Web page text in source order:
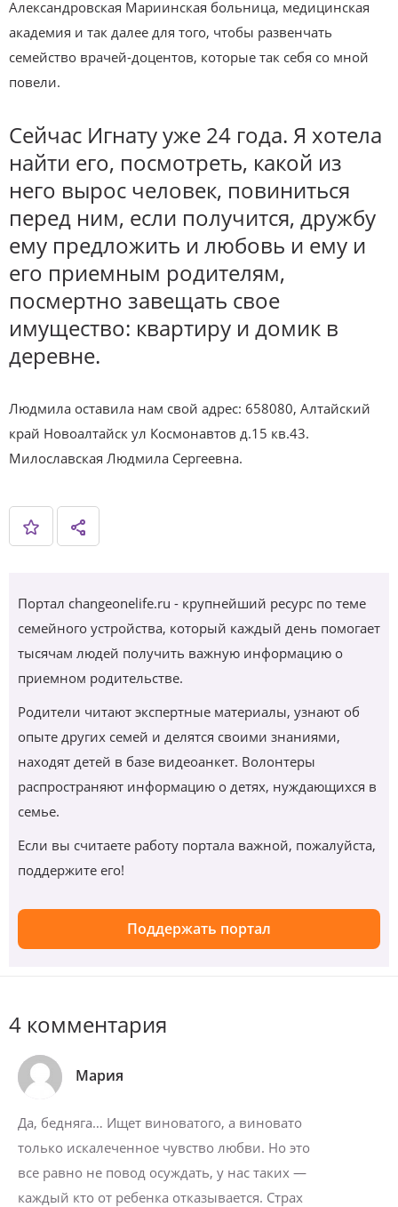
Александровская Мариинская больница, медицинская
академия и так далее для того, чтобы развенчать
семейство врачей-доцентов, которые так себя со мной
повели.
Сейчас Игнату уже 24 года. Я хотела
найти его, посмотреть, какой из
него вырос человек, повиниться
перед ним, если получится, дружбу
ему предложить и любовь и ему и
его приемным родителям,
посмертно завещать свое
имущество: квартиру и домик в
деревне.
Людмила оставила нам свой адрес: 658080, Алтайский
край Новоалтайск ул Космонавтов д.15 кв.43.
Милославская Людмила Сергеевна.
Портал changeonelife.ru - крупнейший ресурс по теме
семейного устройства, который каждый день помогает
тысячам людей получить важную информацию о
приемном родительстве.
Родители читают экспертные материалы, узнают об
опыте других семей и делятся своими знаниями,
находят детей в базе видеоанкет. Волонтеры
распространяют информацию о детях, нуждающихся в
семье.
Если вы считаете работу портала важной, пожалуйста,
поддержите его!
Поддержать портал
4 комментария
Мария
Да, бедняга… Ищет виноватого, а виновато
только искалеченное чувство любви. Но это
все равно не повод осуждать, у нас таких —
каждый кто от ребенка отказывается. Страх